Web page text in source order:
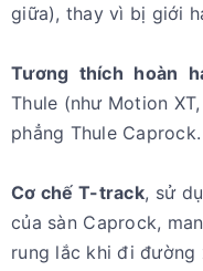
giữa), thay vì bị giới
Tương thích hoàn
Thule (như Motion
phẳng Thule Caprock.
Cơ chế T-track, sử
của sàn Caprock,
rung lắc khi đi đường